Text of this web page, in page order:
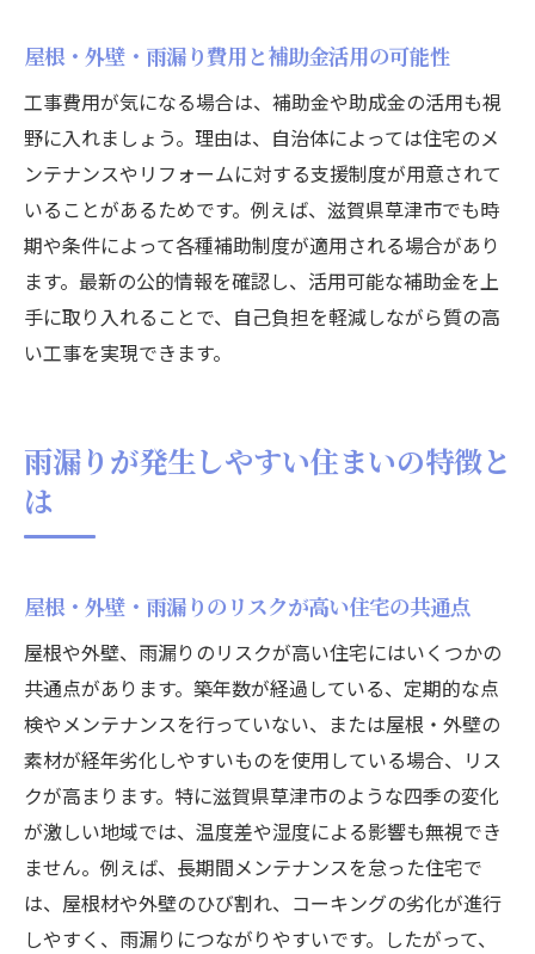
屋根・外壁・雨漏り費用と補助金活用の可能性
工事費用が気になる場合は、補助金や助成金の活用も視
野に入れましょう。理由は、自治体によっては住宅のメ
ンテナンスやリフォームに対する支援制度が用意されて
いることがあるためです。例えば、滋賀県草津市でも時
期や条件によって各種補助制度が適用される場合があり
ます。最新の公的情報を確認し、活用可能な補助金を上
手に取り入れることで、自己負担を軽減しながら質の高
い工事を実現できます。
雨漏りが発生しやすい住まいの特徴と
は
屋根・外壁・雨漏りのリスクが高い住宅の共通点
屋根や外壁、雨漏りのリスクが高い住宅にはいくつかの
共通点があります。築年数が経過している、定期的な点
検やメンテナンスを行っていない、または屋根・外壁の
素材が経年劣化しやすいものを使用している場合、リス
クが高まります。特に滋賀県草津市のような四季の変化
が激しい地域では、温度差や湿度による影響も無視でき
ません。例えば、長期間メンテナンスを怠った住宅で
は、屋根材や外壁のひび割れ、コーキングの劣化が進行
しやすく、雨漏りにつながりやすいです。したがって、